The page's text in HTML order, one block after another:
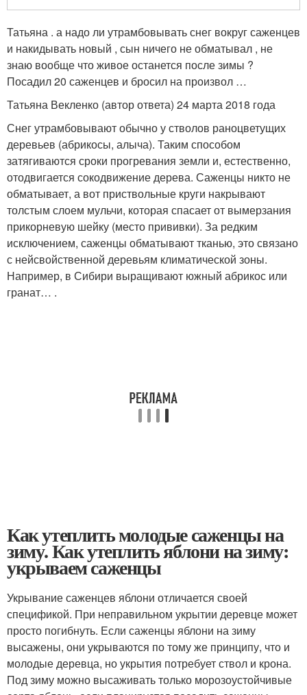
Татьяна . а надо ли утрамбовывать снег вокруг саженцев
и накидывать новый , сын ничего не обматывал , не
знаю вообще что живое останется после зимы ?
Посадил 20 саженцев и бросил на произвол …
Татьяна Векленко (автор ответа) 24 марта 2018 года
Снег утрамбовывают обычно у стволов раноцветущих
деревьев (абрикосы, алыча). Таким способом
затягиваются сроки прогревания земли и, естественно,
отодвигается сокодвижение дерева. Саженцы никто не
обматывает, а вот приствольные круги накрывают
толстым слоем мульчи, которая спасает от вымерзания
прикорневую шейку (место прививки). За редким
исключением, саженцы обматывают тканью, это связано
с нейсвойственной деревьям климатической зоны.
Например, в Сибири выращивают южный абрикос или
гранат… .
Как утеплить молодые саженцы на
зиму. Как утеплить яблони на зиму:
укрываем саженцы
Укрывание саженцев яблони отличается своей
спецификой. При неправильном укрытии деревце может
просто погибнуть. Если саженцы яблони на зиму
высажены, они укрываются по тому же принципу, что и
молодые деревца, но укрытия потребует ствол и крона.
Под зиму можно высаживать только морозоустойчивые